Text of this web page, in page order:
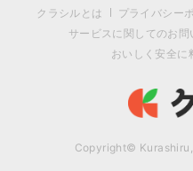
クラシルとは プライバシー
サービスに関してのお問
おいしく安全に
Copyright©